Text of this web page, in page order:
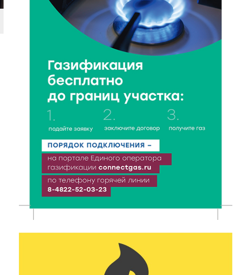
6 Авг 2026 11:31 169
Уйти красиво: как жители Твери расстаются с
6 Авг 2026 11:25 177
В Твери обновили отделение гнойной хирургии
6 Авг 2026 11:01
спасателей жителям Тверской области
6 Авг 2026 10:01 133
Спорт, энергия и мастер-классы: в Твери прошла
6 Авг 2026 09:01 159
От хип-хопа до латины: как провести вечер 6
августа с пользой и драйвом